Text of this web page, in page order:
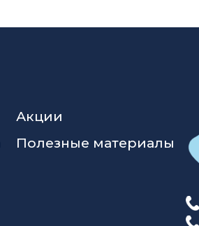
Акции
Полезные материалы